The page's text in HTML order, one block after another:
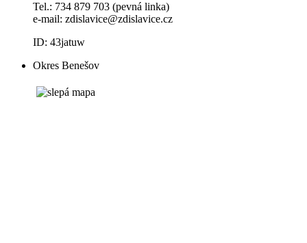
Tel.: 734 879 703 (pevná linka)
e-mail: zdislavice@zdislavice.cz
ID: 43jatuw
Okres Benešov